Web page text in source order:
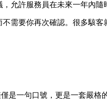
允許服務員在未來一年內隨
需要你再次確認。很多駭
是一句口號，更是一套嚴格